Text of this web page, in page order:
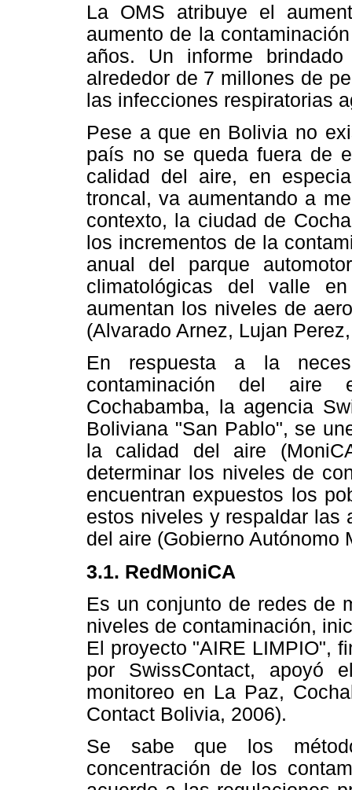
La OMS atribuye el
aumento de la
años. Un informe
alrededor de 7 millones de
las infecciones respiratorias
Pese a que en Bolivia no
país no se queda fuera de
calidad del aire, en
troncal, va aumentando a
contexto, la ciudad de
los incrementos de la
anual del parque
climatológicas del valle
aumentan los niveles de
(Alvarado Arnez, Lujan
En respuesta a la
contaminación del aire
Cochabamba, la agencia
Boliviana "San Pablo", se
la calidad del aire
determinar los niveles de
encuentran expuestos los
estos niveles y respaldar las
del aire (Gobierno Autónomo
3.1. RedMoniCA
Es un conjunto de redes de
niveles de contaminación,
El proyecto "AIRE LIMPIO",
por SwissContact, apoyó
monitoreo en La Paz,
Contact Bolivia, 2006).
Se sabe que los
concentración de los